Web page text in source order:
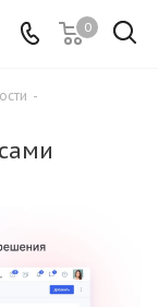
0
-